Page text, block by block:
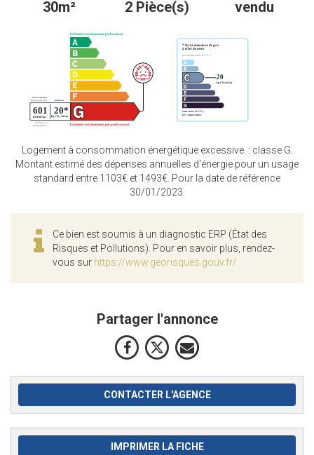
30m² 2 Pièce(s) vendu
Logement à consommation énergétique excessive. : classe G.
Montant estimé des dépenses annuelles d'énergie pour un usage
standard entre 1103€ et 1493€. Pour la date de référence
30/01/2023.
Ce bien est soumis à un diagnostic ERP (État des
Risques et Pollutions). Pour en savoir plus, rendez-
vous sur https://www.georisques.gouv.fr/
Partager l'annonce
CONTACTER L'AGENCE
IMPRIMER LA FICHE